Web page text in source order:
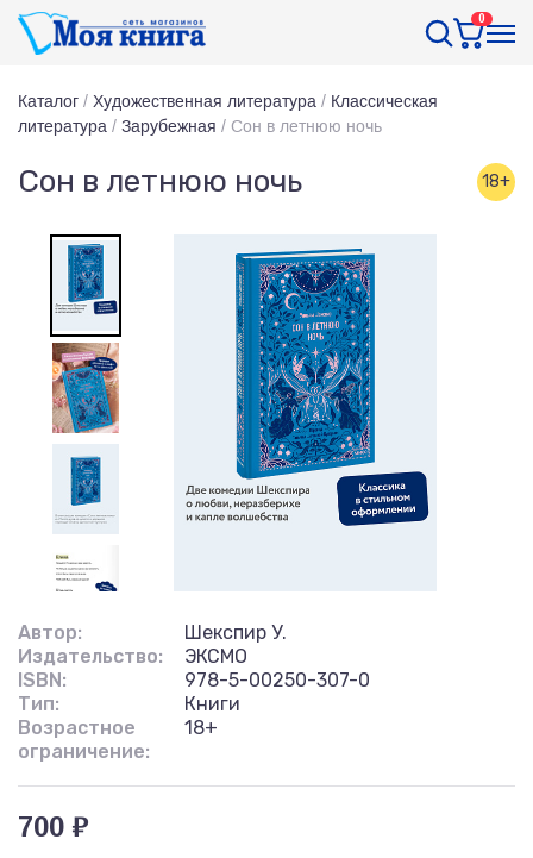
0
Каталог / Художественная литература / Классическая
литература / Зарубежная / Сон в летнюю ночь
Сон в летнюю ночь 18+
Автор:
Шекспир У.
Издательство:
ЭКСМО
ISBN:
978-5-00250-307-0
Тип:
Книги
Возрастное
ограничение:
18+
700 ₽